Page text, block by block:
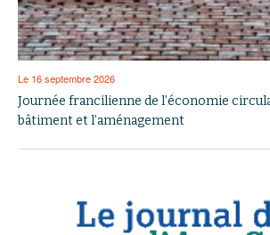
Le 16 septembre 2026
Journée francilienne de l’économie
bâtiment et l’aménagement